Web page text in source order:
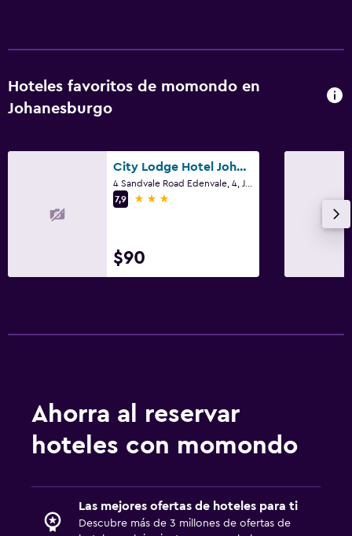
Hoteles favoritos de momondo en
Johanesburgo
City Lodge Hotel Johannesburg Airport, Barbara Road
7,9
3 estrellas
$90
Ahorra al reservar
hoteles con momondo
Las mejores ofertas de hoteles para ti
Descubre más de 3 millones de ofertas de